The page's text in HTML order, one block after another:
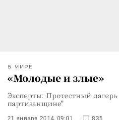
В МИРЕ
«Молодые и злые»
Эксперты: Протестный лагерь
партизанщине"
21 января 2014, 09:01 835